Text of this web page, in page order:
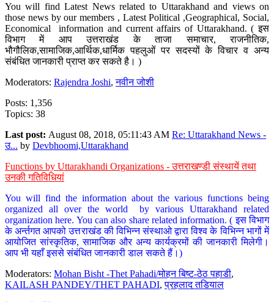
You will find Latest News related to Uttarakhand and views on
those news by our members , Latest Political ,Geographical, Social,
Economical information and current affairs of Uttarakhand. ( इस
विभाग में आप उत्तराखंड के ताजा समाचार, राजनीतिक,
भौगौलिक,सामाजिक,आर्थिक,धार्मिक पहलुओं पर सदस्यों के विचार व अन्य
संबंधित जानकारी प्राप्त कर सकते है। )
Moderators: Rajendra Joshi,नवीन जोशी
Posts: 1,356
Topics: 38
Last post: August 08, 2018, 05:11:43 AM Re: Uttarakhand News -
उ... by Devbhoomi,Uttarakhand
Functions by Uttarakhandi Organizations - उत्तराखण्डी संस्थायें तथा
उनकी गतिविधियां
You will find the information about the various functions being
organized all over the world by various Uttarakhand related
organization here. You can also share related information. ( इस विभाग
के अर्न्तगत आपको उत्तराखंड की विभिन्न संस्थाओ द्वारा विश्व के विभिन्न भागों में
आयोजित सांस्कृतिक, सामाजिक और अन्य कार्यक्रमों की जानकारी मिलेगी।
आप भी यहाँ इससे संबंधित जानकारी डाल सकते हैं।)
Moderators: Mohan Bisht -Thet Pahadi/मोहन बिष्ट-ठेठ पहाडी,
KAILASH PANDEY/THET PAHADI,प्रहलाद तडियाल